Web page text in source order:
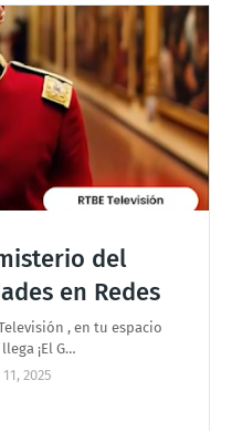
del
en Redes
, en tu espacio
¡El G…
2025